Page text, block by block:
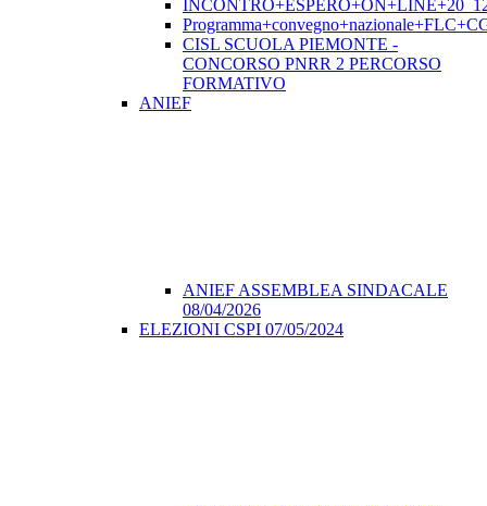
CISL SCUOLA PIEMONTE -
CONCORSO PNRR 2 PERCORSO
FORMATIVO
ANIEF
ANIEF ASSEMBLEA SINDACALE
08/04/2026
ELEZIONI CSPI 07/05/2024